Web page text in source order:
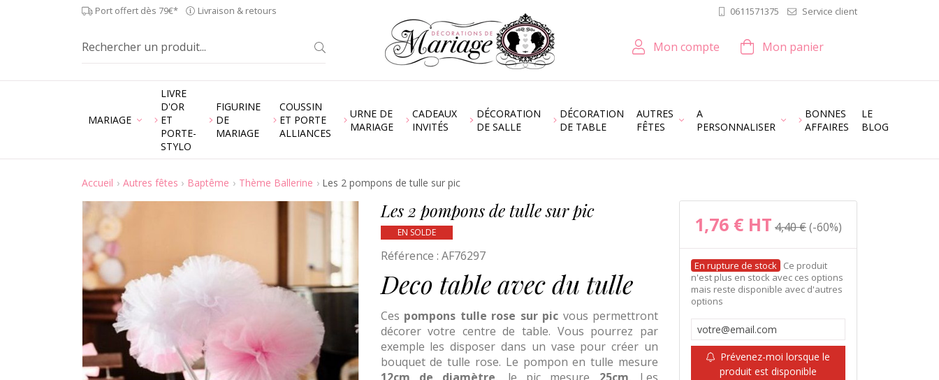
Port offert dès 79€* Livraison & retours 0611571375 Service client
Mon compte Mon panier
MARIAGE
LIVRE
D'OR
ET
PORTE-
STYLO
FIGURINE
DE
MARIAGE
COUSSIN
ET PORTE
ALLIANCES
URNE DE
MARIAGE
CADEAUX
INVITÉS
DÉCORATION
DE SALLE
DÉCORATION
DE TABLE
AUTRES
FÊTES
A
PERSONNALISER
BONNES
AFFAIRES
LE
BLOG
Accueil Autres fêtes Baptême Thème Ballerine Les 2 pompons de tulle sur pic
Les 2 pompons de tulle sur pic
EN SOLDE
Référence : AF76297
Deco table avec du tulle
Ces pompons tulle rose sur pic vous permettront
décorer votre centre de table. Vous pourrez par
exemple les disposer dans un vase pour créer un
bouquet de tulle rose. Le pompon en tulle mesure
1,76 € HT 4,40 € -60%
Ce produit
n'est plus en stock avec ces options
mais reste disponible avec d'autres
options
Prévenez-moi lorsque le
produit est disponible